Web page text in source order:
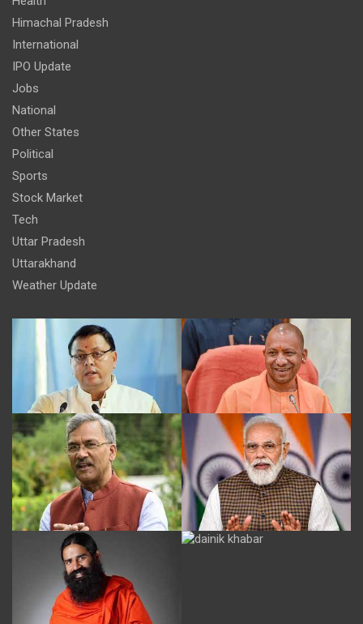
Himachal Pradesh
International
IPO Update
Jobs
National
Other States
Political
Sports
Stock Market
Tech
Uttar Pradesh
Uttarakhand
Weather Update